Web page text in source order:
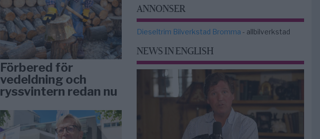
Förbered för
vedeldning och
ryssvintern redan nu
ANNONSER
Dieseltrim Bilverkstad Bromma - allbilverkstad
NEWS IN ENGLISH